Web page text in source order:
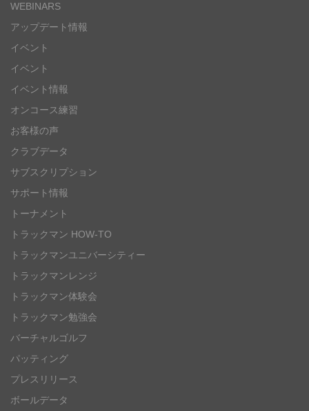
WEBINARS
アップデート情報
イベント
イベント
イベント情報
オンコース練習
お客様の声
クラブデータ
サブスクリプション
サポート情報
トーナメント
トラックマン HOW-TO
トラックマンユニバーシティー
トラックマンレンジ
トラックマン体験会
トラックマン勉強会
バーチャルゴルフ
パッティング
プレスリリース
ボールデータ